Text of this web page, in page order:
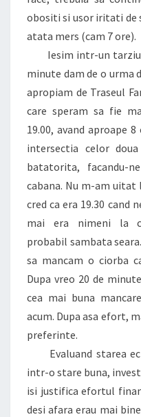
obositi si usor iritati de
atata mers (cam 7 ore).
Iesim intr-un tarziu
minute dam de o urma
apropiam de Traseul
care speram sa fie
19.00, avand aproape
intersectia celor
batatorita, facandu-
cabana. Nu m-am uitat
cred ca era 19.30 cand
mai era nimeni la
probabil sambata
sa mancam o ciorba
Dupa vreo 20 de
cea mai buna
acum. Dupa asa efort,
preferinte.
Evaluand starea
intr-o stare buna,
isi justifica efortul
desi afara erau mai